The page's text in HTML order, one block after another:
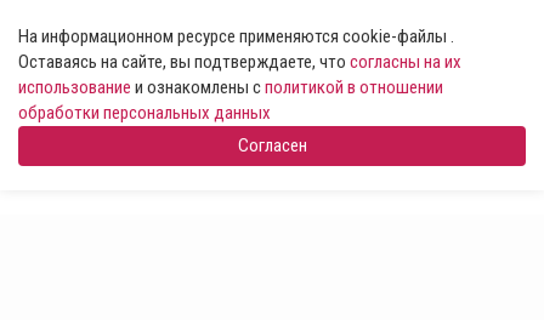
На информационном ресурсе применяются cookie-файлы .
Оставаясь на сайте, вы подтверждаете, что согласны на их
использование и ознакомлены сполитикой в отношении
обработки персональных данных
Согласен